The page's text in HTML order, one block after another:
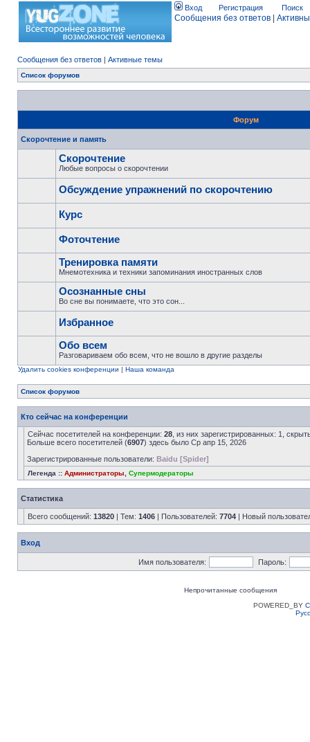
Вход Регистрация Поиск
Сообщения без ответов
Сообщения без ответов | Активные темы
Список форумов
Форум
Скорочтение и память
Скорочтение
Любые вопросы о скорочтении
Обсуждение упражнений по скорочтению
Курс
Фоточтение
Тренировка памяти
Мнемотехника и техники запоминания иностранных слов
Осознанные сны
Во сне вы понимаете, что это сон...
Избранное
Обо всем
Разговариваем обо всем, что не вошло в другие разделы
Удалить cookies конференции | Наша команда
Список форумов
Кто сейчас на конференции
Сейчас посетителей на конференции: 28 , из них зарегистрированных: 1,
Больше всего посетителей (6907) здесь было Ср апр 15, 2026
Зарегистрированные пользователи: Baidu [Spider]
Легенда :: Администраторы Супермодераторы
Статистика
Всего сообщений: 13820 | Тем: 1406 | Пользователей: 7704 | Новый
Вход
Имя пользователя: Пароль:
Непрочитанные сообщения
POWERED_BY